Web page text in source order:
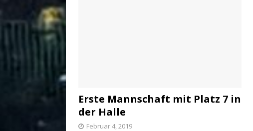
Erste Mannschaft mit Platz 7 in
der Halle
Februar 4, 2019